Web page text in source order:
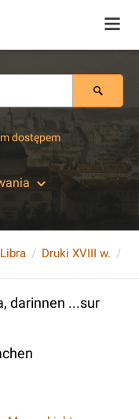
dostępem
Druki XVIII w.
darinnen ...sur